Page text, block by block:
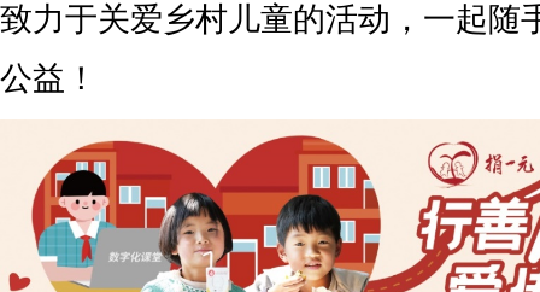
致力于关爱乡村儿童的活动，一起随
公益！